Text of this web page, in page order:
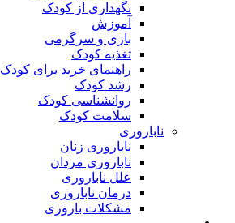
نگهداری از کودک
آموزش
بازی و سرگرمی
تغذیه کودک
راهنمای خرید برای کودک
رشد کودک
روانشناسی کودک
سلامت کودک
ناباروری
ناباروری زنان
ناباروری مردان
علل ناباروری
درمان ناباروری
مشکلات باروری